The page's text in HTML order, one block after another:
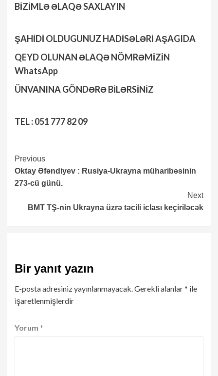
BİZİMLƏ ƏLAQƏ SAXLAYIN
ŞAHİDİ OLDUGUNUZ HADİSƏLƏRİ AŞAGIDA
QEYD OLUNAN ƏLAQƏ NÖMRƏMİZİN
WhatsApp
ÜNVANINA GÖNDƏRƏ BİLƏRSİNİZ
TEL : 051 777 82 09
Continue
Reading
Previous
Oktay Əfəndiyev : Rusiya-Ukrayna müharibəsinin
273-cü günü.
Next
BMT TŞ-nin Ukrayna üzrə təcili iclası keçiriləcək
Bir yanıt yazın
E-posta adresiniz yayınlanmayacak.Gerekli alanlar* ile
işaretlenmişlerdir
Yorum *